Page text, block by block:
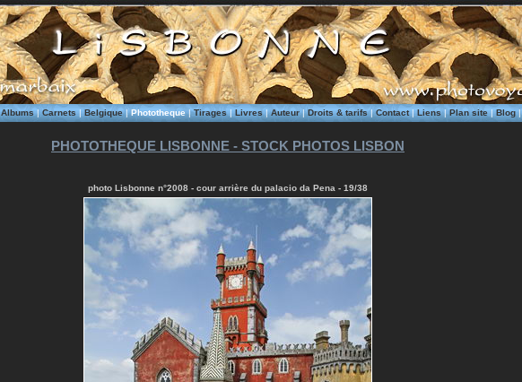
Albums| Carnets|Belgique|Phototheque|Tirages|Livres|Auteur|Droits & tarifs|Contact|Liens|Plan site|Blog|
PHOTOTHEQUE LISBONNE - STOCK PHOTOS LISBON
photo Lisbonne n°2008 - cour arrière du palacio da Pena - 19/38